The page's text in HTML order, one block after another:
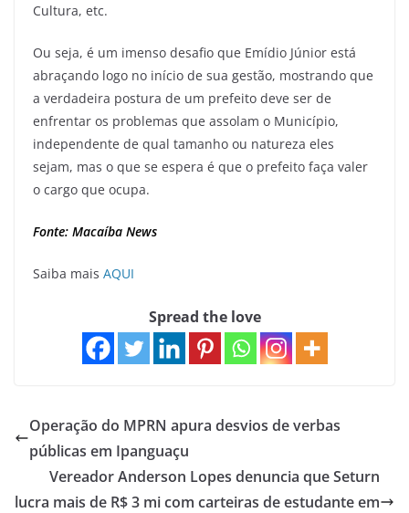
Cultura, etc.
Ou seja, é um imenso desafio que Emídio Júnior está
abraçando logo no início de sua gestão, mostrando que
a verdadeira postura de um prefeito deve ser de
enfrentar os problemas que assolam o Município,
independente de qual tamanho ou natureza eles
sejam, mas o que se espera é que o prefeito faça valer
o cargo que ocupa.
Fonte: Macaíba News
Saiba mais AQUI
Spread the love
Operação do MPRN apura desvios de verbas
públicas em Ipanguaçu
Vereador Anderson Lopes denuncia que Seturn
lucra mais de R$ 3 mi com carteiras de estudante em